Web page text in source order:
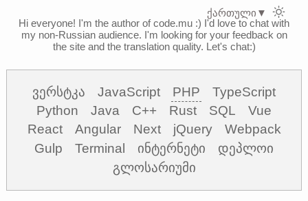
Hi everyone! I'm the author of code.mu :) I'd love to chat with
my non-Russian audience. I'm looking for your feedback on
the site and the translation quality. Let's chat:)
ვერსტკა JavaScript PHP
TypeScript
Python
Java C++ Rust SQL
Vue
React
Angular Next jQuery
Webpack
Gulp
Terminal ინტერნეტი
დეპლოი
გლოსარიუმი
ქართული ▼